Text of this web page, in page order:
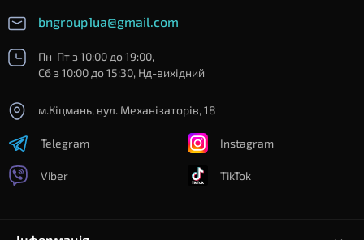
bngroup1ua@gmail.com
Пн-Пт з 10:00 до 19:00,
Сб з 10:00 до 15:30, Нд-вихідний
м.Кіцмань, вул. Механізаторів, 18
Telegram
Viber
Instagram
TikTok